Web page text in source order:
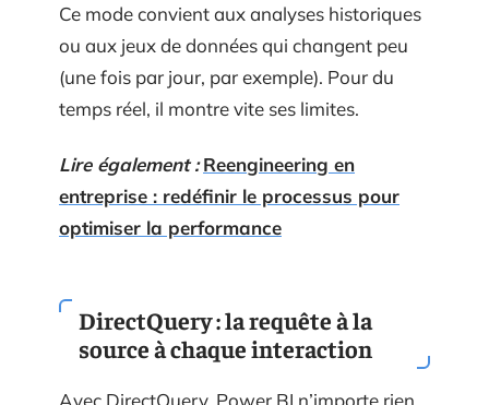
Ce mode convient aux analyses historiques
ou aux jeux de données qui changent peu
(une fois par jour, par exemple). Pour du
temps réel, il montre vite ses limites.
Lire également : Reengineering en
entreprise : redéfinir le processus pour
optimiser la performance
DirectQuery : la requête à la
source à chaque interaction
Avec DirectQuery, Power BI n’importe rien.